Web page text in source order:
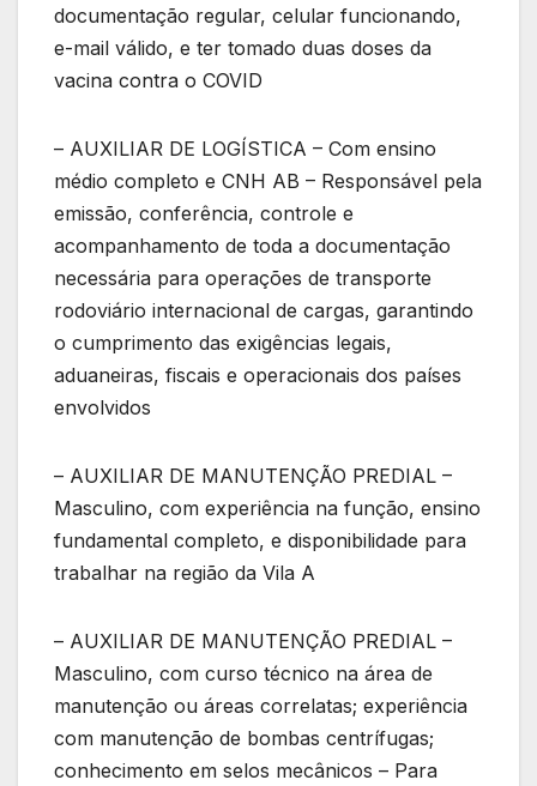
documentação regular, celular funcionando,
e-mail válido, e ter tomado duas doses da
vacina contra o COVID
– AUXILIAR DE LOGÍSTICA – Com ensino
médio completo e CNH AB – Responsável pela
emissão, conferência, controle e
acompanhamento de toda a documentação
necessária para operações de transporte
rodoviário internacional de cargas, garantindo
o cumprimento das exigências legais,
aduaneiras, fiscais e operacionais dos países
envolvidos
– AUXILIAR DE MANUTENÇÃO PREDIAL –
Masculino, com experiência na função, ensino
fundamental completo, e disponibilidade para
trabalhar na região da Vila A
– AUXILIAR DE MANUTENÇÃO PREDIAL –
Masculino, com curso técnico na área de
manutenção ou áreas correlatas; experiência
com manutenção de bombas centrífugas;
conhecimento em selos mecânicos – Para